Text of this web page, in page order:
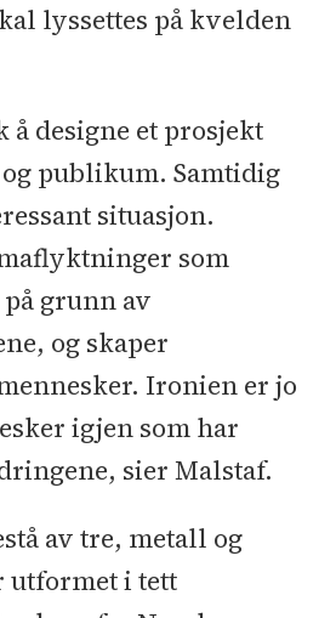
lyssettes på kvelden
å designe et prosjekt
publikum. Samtidig
situasjon.
som
grunn av
og skaper
Ironien er jo
igjen som har
sier Malstaf.
av tre, metall og
utformet i tett